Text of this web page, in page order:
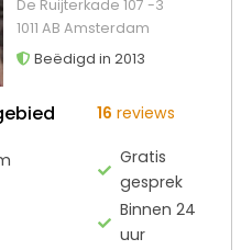
De Ruijterkade 107 -3
1011 AB Amsterdam
Beëdigd in 2013
16 reviews
Gratis
gesprek
Binnen 24
uur